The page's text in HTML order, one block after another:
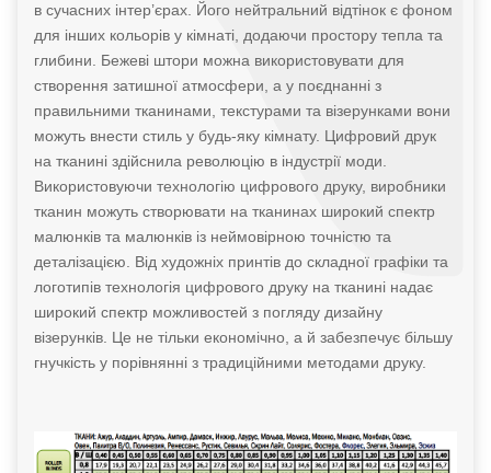
в сучасних інтер’єрах. Його нейтральний відтінок є фоном
для інших кольорів у кімнаті, додаючи простору тепла та
глибини. Бежеві штори можна використовувати для
створення затишної атмосфери, а у поєднанні з
правильними тканинами, текстурами та візерунками вони
можуть внести стиль у будь-яку кімнату. Цифровий друк
на тканині здійснила революцію в індустрії моди.
Використовуючи технологію цифрового друку, виробники
тканин можуть створювати на тканинах широкий спектр
малюнків та малюнків із неймовірною точністю та
деталізацією. Від художніх принтів до складної графіки та
логотипів технологія цифрового друку на тканині надає
широкий спектр можливостей з погляду дизайну
візерунків. Це не тільки економічно, а й забезпечує більшу
гнучкість у порівнянні з традиційними методами друку.